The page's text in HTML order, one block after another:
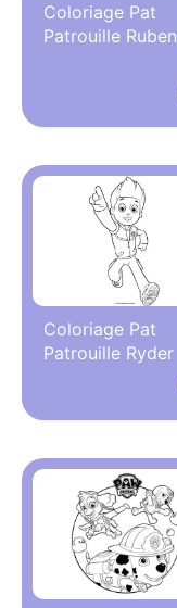
Coloriage Pat
Patrouille Ruben
Coloriage Pat
Patrouille Ryder